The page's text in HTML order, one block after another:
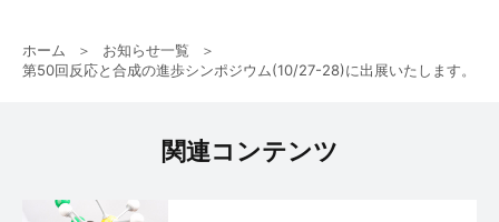
ホーム
お知らせ一覧
第50回反応と合成の進歩シンポジウム(10/27-28)に出展いたします。
関連コンテンツ